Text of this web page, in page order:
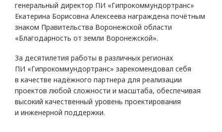
генеральный директор ПИ «Гипрокоммундортранс»
Екатерина Борисовна Алексеева награждена почётным
знаком Правительства Воронежской области
«Благодарность от земли Воронежской».
За десятилетия работы в различных регионах
ПИ «Гипрокоммундортранс» зарекомендовал себя
в качестве надёжного партнера для реализации
проектов любой сложности и масштаба, обеспечивая
высокий качественный уровень проектирования
и инженерной поддержки.